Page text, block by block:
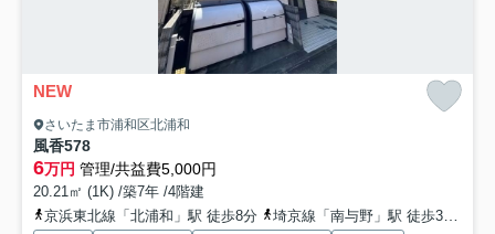
NEW
さいたま市浦和区北浦和
風香578
6万円 管理/共益費5,000円
20.21㎡ (1K) /築7年 /4階建
京浜東北線「北浦和」駅 徒歩8分
埼京線「南与野」駅 徒歩30分